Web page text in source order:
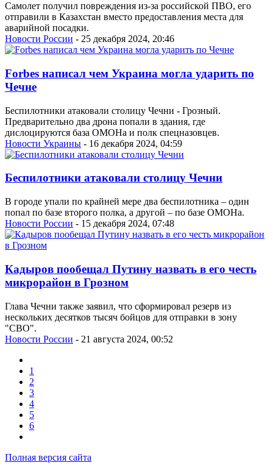
Самолет получил повреждения из-за российской ПВО, его
отправили в Казахстан вместо предоставления места для
аварийной посадки.
Новости России - 25 декабря 2024, 20:46
Forbes написал чем Украина могла ударить по
Чечне
Беспилотники атаковали столицу Чечни - Грозный.
Предварительно два дрона попали в здания, где
дислоцируются база ОМОНа и полк спецназовцев.
Новости Украины - 16 декабря 2024, 04:59
Беспилотники атаковали столицу Чечни
В городе упали по крайней мере два беспилотника – один
попал по базе второго полка, а другой – по базе ОМОНа.
Новости России - 15 декабря 2024, 07:48
Кадыров пообещал Путину назвать в его честь
микрорайон в Грозном
Глава Чечни также заявил, что сформировал резерв из
нескольких десятков тысяч бойцов для отправки в зону
"СВО".
Новости России - 21 августа 2024, 00:52
1
2
3
4
5
6
Полная версия сайта